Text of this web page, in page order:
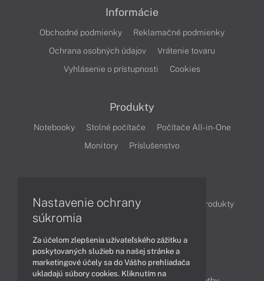
Informácie
Obchodné podmienky
Reklamačné podmienky
Ochrana osobných údajov
Vrátenie tovaru
Vyhlásenie o prístupnosti
Cookies
Produkty
Notebooky Stolné počítače
Počítače All-in-One
Monitory
Príslušenstvo
Obchodné informácie Novinky
Produkty
Obsah
Nastavenie ochrany
súkromia
Za účelom zlepšenia užívateľského zážitku a
poskytovaných služieb na našej stránke a
marketingové účely sa do Vášho prehliadača
ukladajú súbory cookies. Kliknutím na